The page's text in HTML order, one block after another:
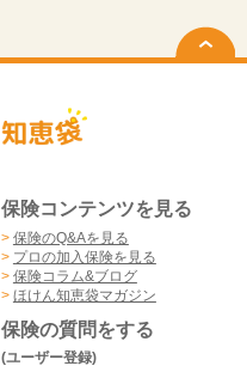
保険コンテンツを見る
> 保険のQ&Aを見る
> プロの加入保険を見る
> 保険コラム&ブログ
> ほけん知恵袋マガジン
保険の質問をする
(ユーザー登録)